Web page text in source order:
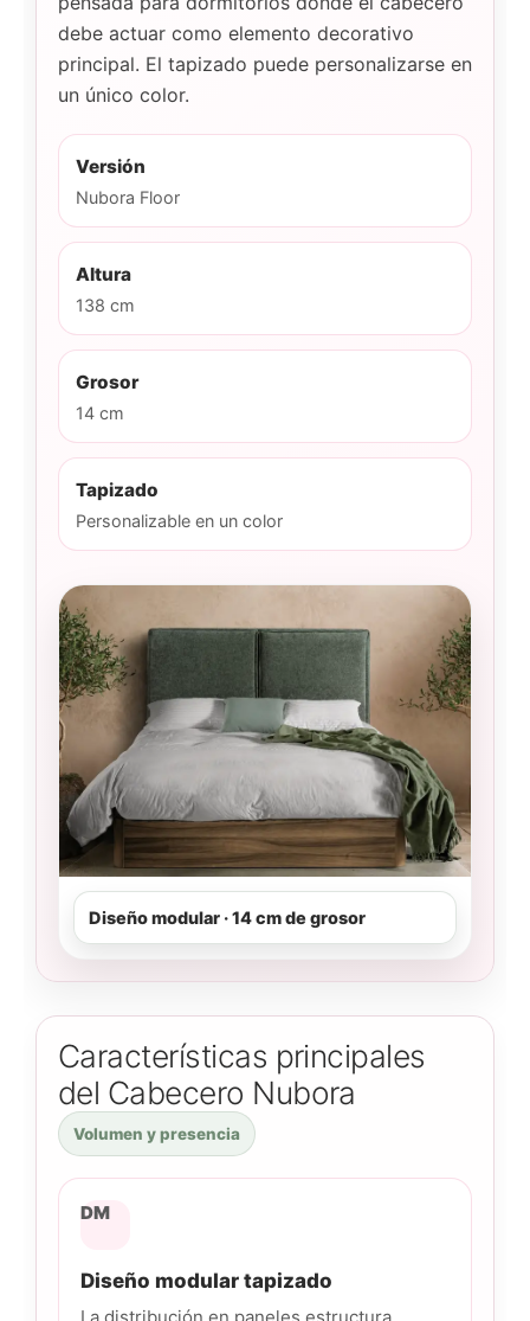
debe actuar como elemento decorativo
principal. El tapizado puede personalizarse en
un único color.
Versión
Nubora Floor
Altura
138 cm
Grosor
14 cm
Tapizado
Personalizable en un color
Diseño modular · 14 cm de grosor
Características principales
del Cabecero Nubora
Volumen y presencia
DM
Diseño modular tapizado